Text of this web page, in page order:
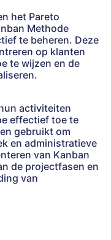
het Pareto
Methode
te beheren. Deze
op klanten
te wijzen en de
activiteiten
effectief toe te
gebruikt om
en administratieve
van Kanban
de projectfasen en
van